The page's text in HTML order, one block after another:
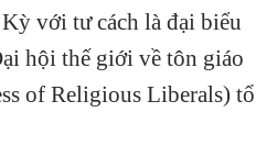
với tư cách là đại biểu
hội thế giới về tôn giáo
of Religious Liberals) tổ